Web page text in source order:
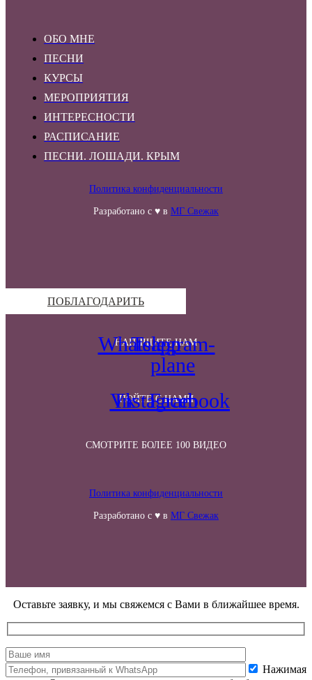
ОБО МНЕ
ПЕСНИ
КУРСЫ
МЕРОПРИЯТИЯ
ИНТЕРЕСНОСТИ
РАСПИСАНИЕ
ПЕСНИ. ЛОШАДИ. КРЫМ
Политика конфиденциальности
Разработано с ♥ в МГ Свежак
ПОБЛАГОДАРИТЬ
НАПИШИТЕ НАМ
Whatsapp
Telegram-
plane
ПОЙТЕ С НАМИ
Vk
Instagram
Facebook
СМОТРИТЕ БОЛЕЕ 100 ВИДЕО
Политика конфиденциальности
Разработано с ♥ в МГ Свежак
Оставьте заявку, и мы свяжемся с Вами в ближайшее время.
Нажимая